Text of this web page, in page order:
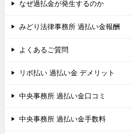
なぜ過払金が発生するのか
みどり法律事務所 過払い金報酬
よくあるご質問
リボ払い 過払い金 デメリット
中央事務所 過払い金口コミ
中央事務所 過払い金手数料